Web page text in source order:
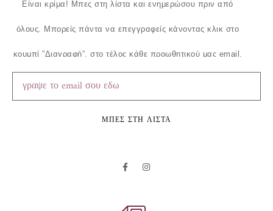
Είναι κρίμα! Μπες στη λίστα και ενημερώσου πριν από
όλους. Μπορείς πάντα να επεγγραφείς κάνοντας κλικ στο
κουμπί ”Διαγραφή”, στο τέλος κάθε προωθητικού μας email.
ΜΠΕΣ ΣΤΗ ΛΙΣΤΑ